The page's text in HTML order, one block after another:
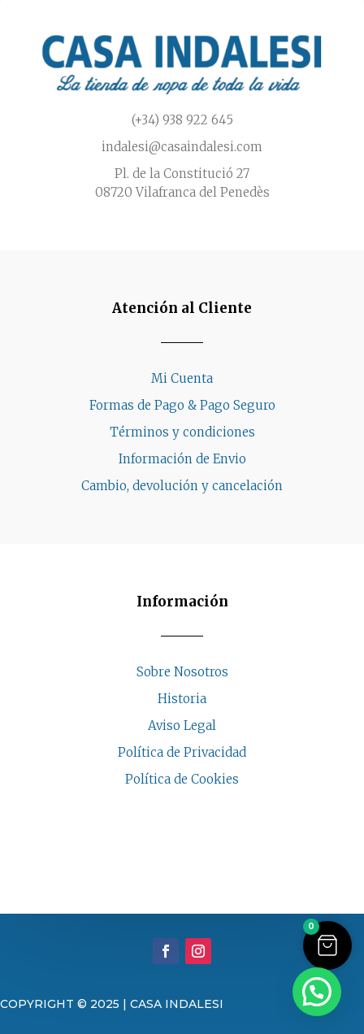
(+34) 938 922 645
indalesi@casaindalesi.com
Pl. de la Constitució 27
08720 Vilafranca del Penedès
Atención al Cliente
Mi Cuenta
Formas de Pago & Pago Seguro
Términos y condiciones
Información de Envio
Cambio, devolución y cancelación
Información
Sobre Nosotros
Historia
Aviso Legal
Política de Privacidad
Política de Cookies
COPYRIGHT © 2025 | CASA INDALESI
0